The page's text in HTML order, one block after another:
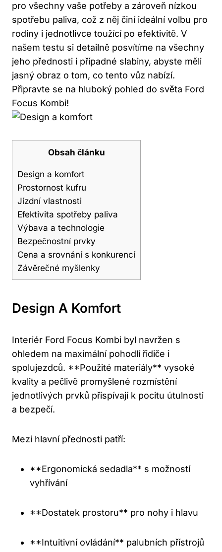
pro všechny vaše potřeby a zároveň nízkou
spotřebu paliva, což z něj činí ideální volbu pro
rodiny i jednotlivce toužící po efektivitě. V
našem testu si detailně posvítíme na všechny
jeho přednosti i případné slabiny, abyste měli
jasný obraz o tom, co tento vůz nabízí.
Připravte se na hluboký pohled do světa Ford
Focus Kombi!
Obsah článku
Design a komfort
Prostornost kufru
Jízdní vlastnosti
Efektivita spotřeby paliva
Výbava a technologie
Bezpečnostní prvky
Cena a srovnání s konkurencí
Závěrečné myšlenky
Design A Komfort
Interiér Ford Focus Kombi byl navržen s
ohledem na maximální pohodlí řidiče i
spolujezdců. **Použité materiály** vysoké
kvality a pečlivě promyšlené rozmístění
jednotlivých prvků přispívají k pocitu útulnosti
a bezpečí.
Mezi hlavní přednosti patří:
**Ergonomická sedadla** s možností
vyhřívání
**Dostatek prostoru** pro nohy i hlavu
**Intuitivní ovládání** palubních přístrojů